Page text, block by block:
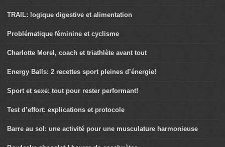
TRAIL: logique digestive et alimentation
Problématique féminine et cyclisme
Charlotte Morel, coach et triathlète avant tout
Energy Balls: 2 recettes sport pleines d’énergie!
Sport et sexe: tout pour rester performant!
Test d’effort: explications et protocole
Barre au sol: une activité pour une musculature harmonieuse